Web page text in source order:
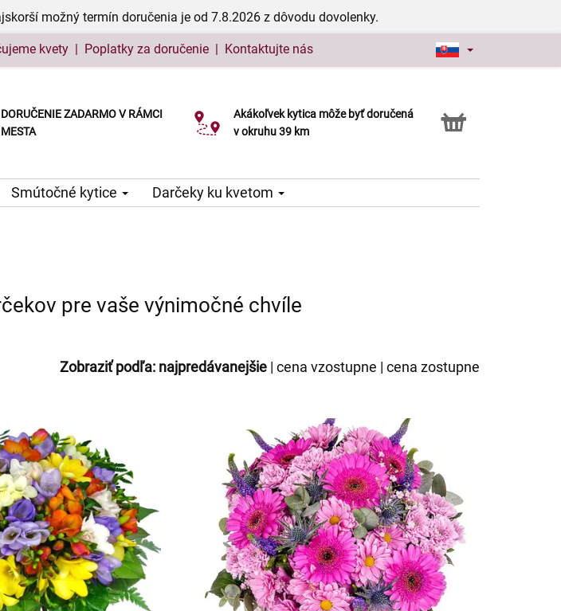
možný termín doručenia je od 7.8.2026 z dôvodu dovolenky.
kvety | Poplatky za doručenie | Kontaktujte nás
DORUČENIE ZADARMO V RÁMCI
MESTA
Akákoľvek kytica môže byť doručená
v okruhu 39 km
Služba Click & Collect
Smútočné kytice Darčeky ku kvetom
pre vaše výnimočné chvíle
Zobraziť podľa: najpredávanejšie | cena vzostupne | cena zostupne